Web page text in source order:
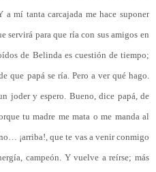
a mí tanta carcajada me hace suponer
servirá para que ría con sus amigos en
de Belinda es cuestión de tiempo;
que papá se ría. Pero a ver qué hago.
joder y espero. Bueno, dice papá, de
tu madre me mata o me manda al
¡arriba!, que te vas a venir conmigo
campeón. Y vuelve a reírse; más